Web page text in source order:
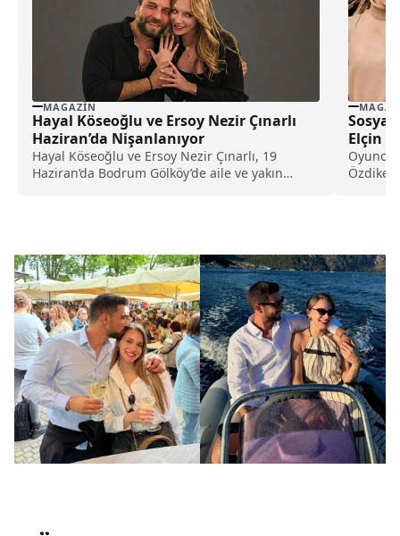
MAGAZIN
Hayal Köseoğlu ve Ersoy Nezir Çınarlı
Haziran’da Nişanlanıyor
Hayal Köseoğlu ve Ersoy Nezir Çınarlı, 19
Haziran’da Bodrum Gölköy’de aile ve yakın
Sosyal
Elçin
Oyuncu